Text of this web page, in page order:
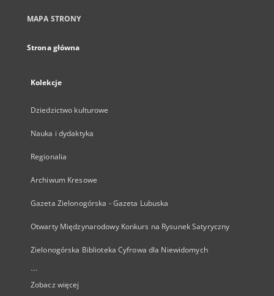
MAPA STRONY
Strona główna
Kolekcje
Dziedzictwo kulturowe
Nauka i dydaktyka
Regionalia
Archiwum Kresowe
Gazeta Zielonogórska - Gazeta Lubuska
Otwarty Międzynarodowy Konkurs na Rysunek Satyryczny
Zielonogórska Biblioteka Cyfrowa dla Niewidomych
...
Zobacz więcej